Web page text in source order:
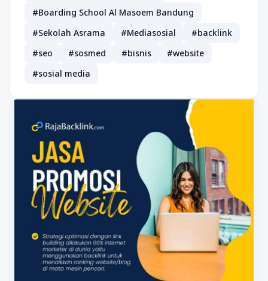
#Boarding School Al Masoem Bandung
#Sekolah Asrama
#Mediasosial
#backlink
#seo
#sosmed #bisnis
#website
#sosial media